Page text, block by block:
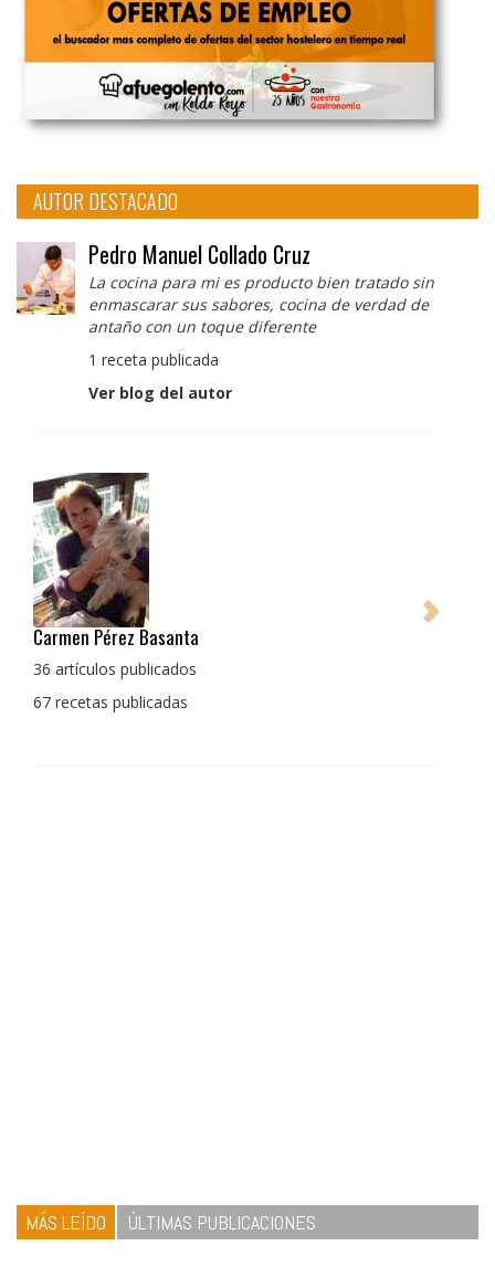
AUTOR DESTACADO
Pedro Manuel Collado Cruz
La cocina para mi es producto bien tratado sin
enmascarar sus sabores, cocina de verdad de
antaño con un toque diferente
1 receta publicada
Ver blog del autor
Pedro Manuel Collado Cruz
La cocina para mi es producto bien tratado sin
con un toque diferente
MÁS LEÍDO ÚLTIMAS PUBLICACIONES